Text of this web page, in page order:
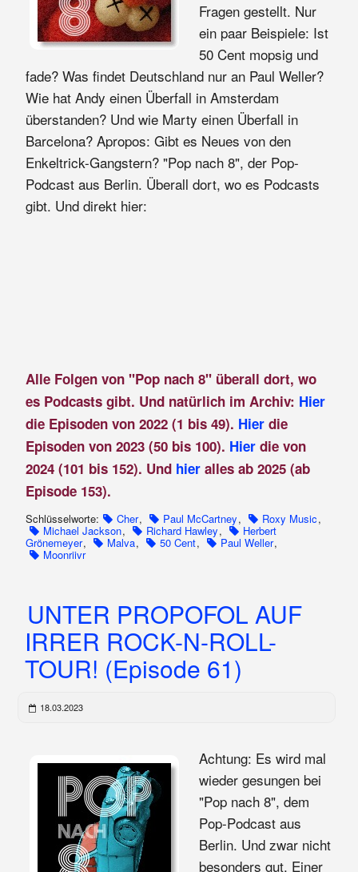
Fragen gestellt. Nur
ein paar Beispiele: Ist
50 Cent mopsig und
fade? Was findet Deutschland nur an Paul Weller?
Wie hat Andy einen Überfall in Amsterdam
überstanden? Und wie Marty einen Überfall in
Barcelona? Apropos: Gibt es Neues von den
Enkeltrick-Gangstern? "Pop nach 8", der Pop-
Podcast aus Berlin. Überall dort, wo es Podcasts
gibt. Und direkt hier:
Alle Folgen von "Pop nach 8" überall dort, wo
es Podcasts gibt. Und natürlich im Archiv: Hier
die Episoden von 2022 (1 bis 49). Hierdie
Episoden von 2023 (50 bis 100). Hier die von
2024 (101 bis 152). Und hier alles ab 2025 (ab
Episode 153).
Schlüsselworte: Cher, Paul McCartney, Roxy Music,
Michael Jackson, Richard Hawley, Herbert
Grönemeyer, Malva, 50 Cent, Paul Weller,
Moonriivr
UNTER PROPOFOL AUF
IRRER ROCK-N-ROLL-
TOUR! (Episode 61)
18.03.2023
Achtung: Es wird mal
wieder gesungen bei
"Pop nach 8", dem
Pop-Podcast aus
Berlin. Und zwar nicht
besonders gut. Einer